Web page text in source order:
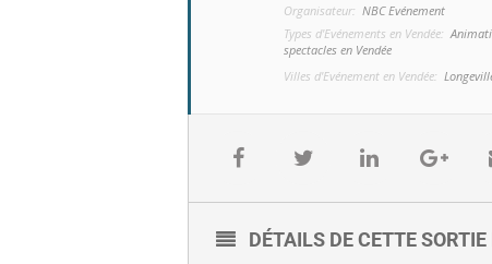
Organisateur: NBC Evénement
Types d'Evénements en Vendée:
spectacles en Vendée
Villes d'Evénement en Vendée:
DÉTAILS DE CETTE